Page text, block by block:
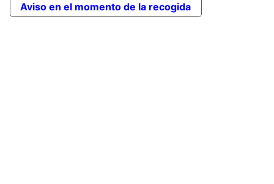
Aviso en el momento de la recogida